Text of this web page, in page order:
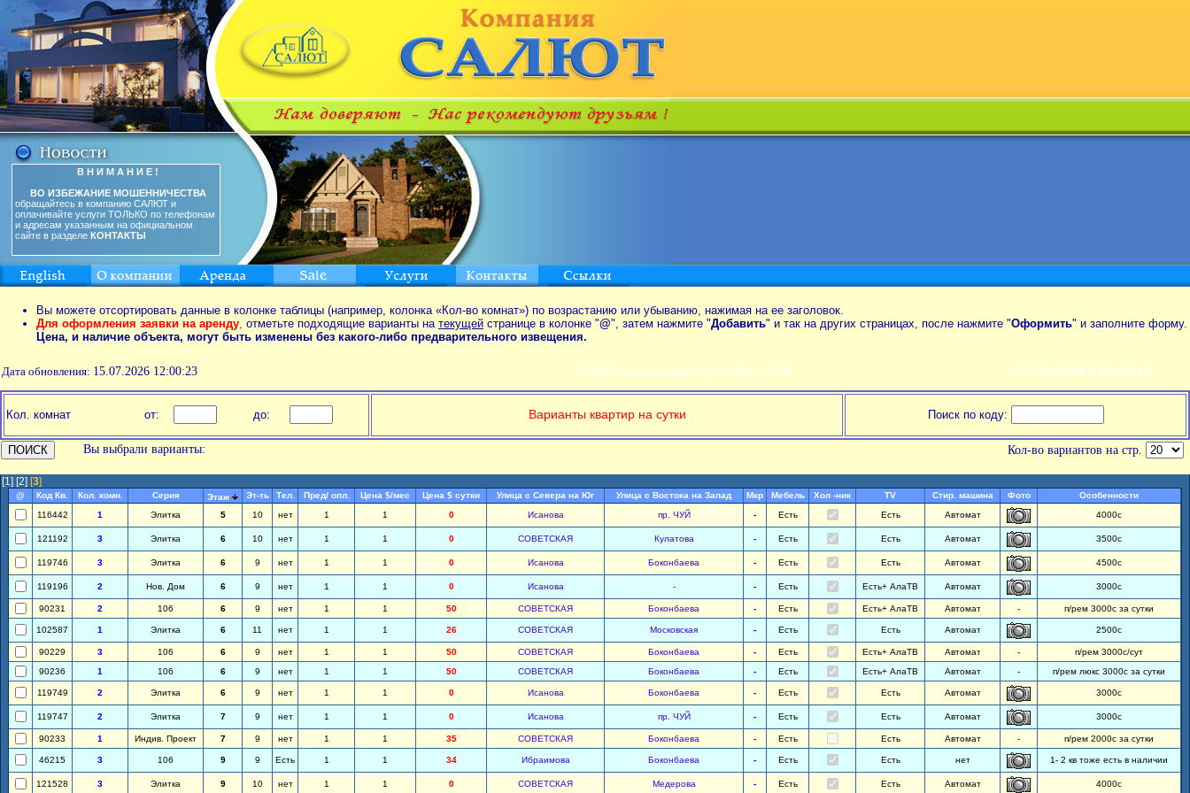
В Н И М А Н И Е !
ВО ИЗБЕЖАНИЕ МОШЕННИЧЕСТВА
обращайтесь в компанию САЛЮТ и
оплачивайте услуги ТОЛЬКО по телефонам
и адресам указанным на официальном
сайте в разделе КОНТАКТЫ
Вы можете отсортировать данные в колонке таблицы (например, колонка «Кол-во комнат») по возрастанию или убыванию, нажимая на ее заголовок.
Для оформления заявки на аренду, отметьте подходящие варианты на текущей странице в колонке "@", затем нажмите "Добавить" и так на других страницах, после нажмите "Оформить" и заполните форму.
Цена, и наличие объекта, могут быть изменены без какого-либо предварительного извещения.
Дата обновления: 15.07.2026 12:00:23 ПОИСК по аренде квартир от MIN до 550$ ПЛАНИРОВКИ КВАРТИР
Кол. комнат от: до: Варианты квартир на сутки Поиск по коду:
Вы выбрали варианты: Кол-во вариантов на стр.
[1] [2] [3]
@ Код Кв. Кол. комн. Серия Этаж Эт-ть Тел. Пред/ опл. Цена $/мес Цена $ сутки Улица с Севера на Юг Улица с Востока на Запад Мкр Мебель Хол -ник TV Стир. машина Фото
Особенности
116442
1 Элитка 5 10 нет 1 1 0 Исанова пр. ЧУЙ - Есть Есть Автомат 4000с
121192 3 Элитка 6 10 нет 1 1 0 СОВЕТСКАЯ Кулатова - Есть Есть Автомат 3500с
119746 3 Элитка 6 9 нет 1 1 0 Исанова Боконбаева - Есть Есть Автомат 4500с
119196 2 Нов. Дом 6 9 нет 1 1 0 Исанова - - Есть Есть+ АлаТВ Автомат 3000с
90231 2 106 6 9 нет 1 1 50 СОВЕТСКАЯ Боконбаева - Есть Есть+ АлаТВ Автомат - п/рем 3000с за сутки
102587 1 Элитка 6 11 нет 1 1 26 СОВЕТСКАЯ Московская - Есть Есть Автомат 2500с
90229 3 106 6 9 нет 1 1 50 СОВЕТСКАЯ Боконбаева - Есть Есть+ АлаТВ Автомат -
п/рем 3000с/сут
90236
1 106 6 9 нет 1 1 50 СОВЕТСКАЯ Боконбаева - Есть Есть+ АлаТВ Автомат - п/рем люкс 3000с за сутки
119749 2 Элитка 6 9 нет 1 1 0 Исанова Боконбаева - Есть Есть Автомат 3000с
119747 2 Элитка 7 9 нет 1 1 0 Исанова пр. ЧУЙ - Есть Есть Автомат 3000с
90233 1 Индив. Проект 7 9 нет 1 1 35 СОВЕТСКАЯ Боконбаева - Есть Есть Автомат - п/рем 2000с за сутки
46215 3 106 9 9 Есть 1 1 34 Ибраимова Боконбаева - Есть Есть нет 1- 2 кв тоже есть в наличии
121528 3 Элитка 9 10 нет 1 1 0 СОВЕТСКАЯ Медерова - Есть Есть Автомат 4000с